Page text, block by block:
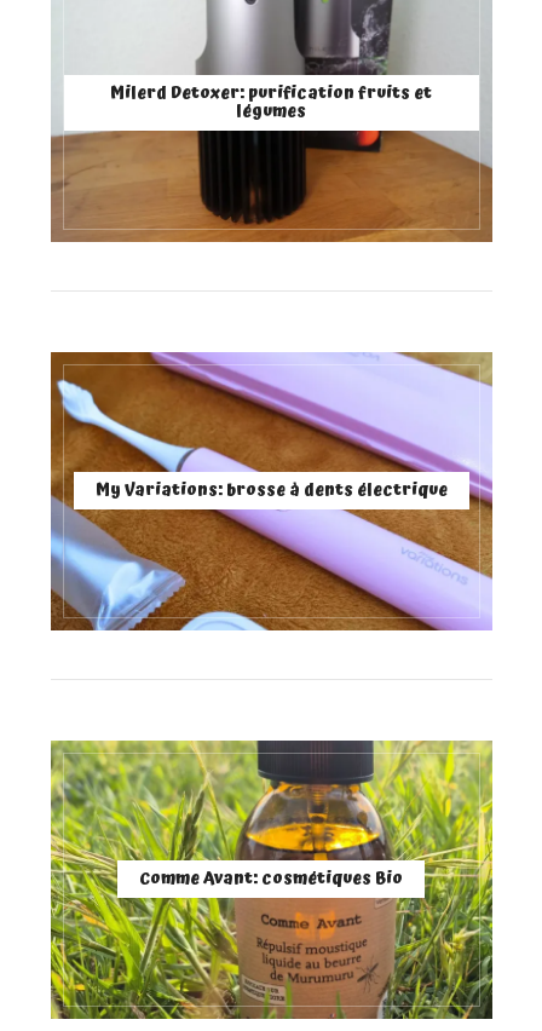
Milerd Detoxer: purification fruits et
légumes
My Variations: brosse à dents électrique
Comme Avant: cosmétiques Bio